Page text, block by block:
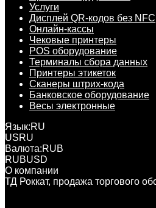
Услуги
Дисплей QR-кодов без NFC
Онлайн-кассы
Чековые принтеры
POS оборудование
Терминалы сбора данных
Принтеры этикеток
Сканеры штрих-кода
Банковское оборудование
Весы электронные
Язык:RU
USRU
Валюта:RUB
RUBUSD
О компании
ТД Роккат, продажа торгового